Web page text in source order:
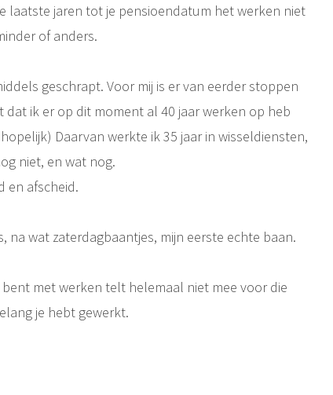
laatste jaren tot je pensioendatum het werken niet
of anders.
geschrapt. Voor mij is er van eerder stoppen
ik er op dit moment al 40 jaar werken op heb
Daarvan werkte ik 35 jaar in wisseldiensten,
niet, en wat nog.
en afscheid.
wat zaterdagbaantjes, mijn eerste echte baan.
met werken telt helemaal niet mee voor die
je hebt gewerkt.